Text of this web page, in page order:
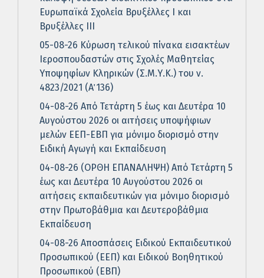
Ευρωπαϊκά Σχολεία Βρυξέλλες Ι και
Βρυξέλλες ΙΙΙ
05-08-26 Κύρωση τελικού πίνακα εισακτέων
Ιεροσπουδαστών στις Σχολές Μαθητείας
Υποψηφίων Κληρικών (Σ.Μ.Υ.Κ.) του ν.
4823/2021 (Α΄ 136)
04-08-26 Από Τετάρτη 5 έως και Δευτέρα 10
Αυγούστου 2026 οι αιτήσεις υποψήφιων
μελών ΕΕΠ-ΕΒΠ για μόνιμο διορισμό στην
Ειδική Αγωγή και Εκπαίδευση
04-08-26 (ΟΡΘΗ ΕΠΑΝΑΛΗΨΗ) Από Τετάρτη 5
έως και Δευτέρα 10 Αυγούστου 2026 οι
αιτήσεις εκπαιδευτικών για μόνιμο διορισμό
στην Πρωτοβάθμια και Δευτεροβάθμια
Εκπαίδευση
04-08-26 Αποσπάσεις Ειδικού Εκπαιδευτικού
Προσωπικού (ΕΕΠ) και Ειδικού Βοηθητικού
Προσωπικού (ΕΒΠ)